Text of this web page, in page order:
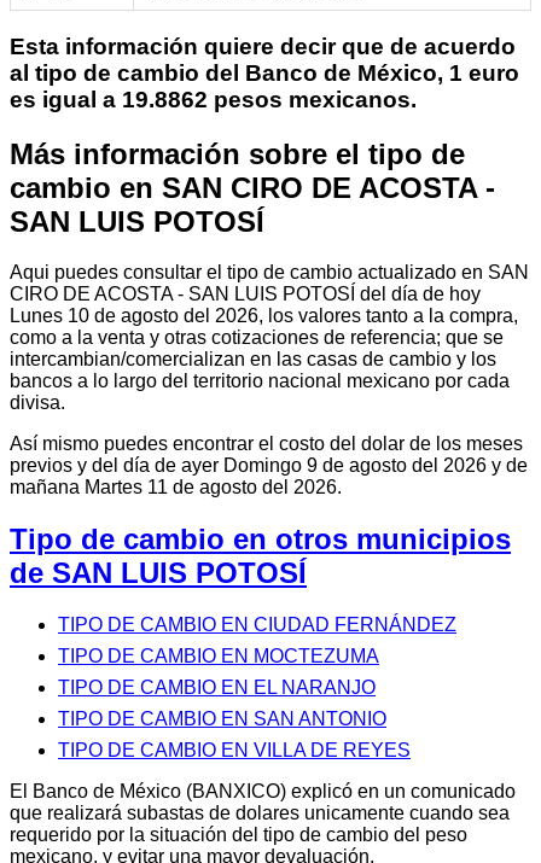
Esta información quiere decir que de acuerdo
al tipo de cambio del Banco de México, 1 euro
es igual a 19.8862 pesos mexicanos.
Más información sobre el tipo de
cambio en SAN CIRO DE ACOSTA -
SAN LUIS POTOSÍ
Aqui puedes consultar el tipo de cambio actualizado en SAN
CIRO DE ACOSTA - SAN LUIS POTOSÍ del día de hoy
Lunes 10 de agosto del 2026, los valores tanto a la compra,
como a la venta y otras cotizaciones de referencia; que se
intercambian/comercializan en las casas de cambio y los
bancos a lo largo del territorio nacional mexicano por cada
divisa.
Así mismo puedes encontrar el costo del dolar de los meses
previos y del día de ayer Domingo 9 de agosto del 2026 y de
mañana Martes 11 de agosto del 2026.
Tipo de cambio en otros municipios
de SAN LUIS POTOSÍ
TIPO DE CAMBIO EN CIUDAD FERNÁNDEZ
TIPO DE CAMBIO EN MOCTEZUMA
TIPO DE CAMBIO EN EL NARANJO
TIPO DE CAMBIO EN SAN ANTONIO
TIPO DE CAMBIO EN VILLA DE REYES
El Banco de México (BANXICO) explicó en un comunicado
que realizará subastas de dolares unicamente cuando sea
requerido por la situación del tipo de cambio del peso
mexicano, y evitar una mayor devaluación.